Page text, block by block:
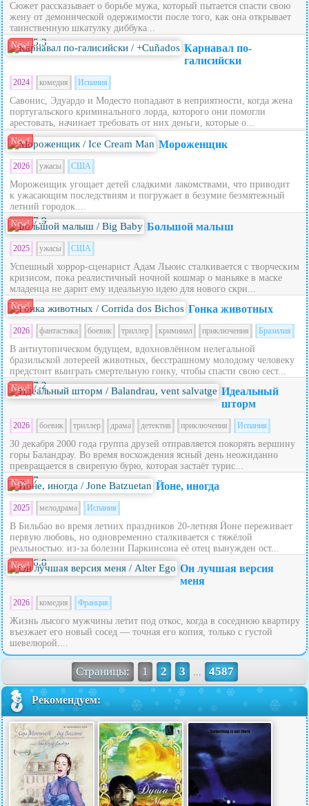
Сюжет рассказывает о борьбе мужа, который пытается спасти свою
жену от демонической одержимости после того, как она открывает
таинственную шкатулку диббука...
New! 5.3
Карнавал по-
галисийски
2024 комедия Испания
Савонис, Эдуардо и Модесто попадают в неприятности, когда жена
португальского криминального лорда, которого они помогли
арестовать, начинает требовать от них деньги, которые о...
New! Мороженщик
2026 ужасы США
Мороженщик угощает детей сладкими лакомствами, что приводит
к ужасающим последствиям и погружает в безумие безмятежный
летний городок....
New! 7.9 Большой малыш
2025 ужасы США
Успешный хоррор-сценарист Адам Льюис сталкивается с творческим
кризисом, пока реалистичный ночной кошмар о маньяке в маске
младенца не дарит ему идеальную идею для нового скри...
New! Гонка животных
2026 фантастика боевик триллер криминал приключения Бразилия
В антиутопическом будущем, вдохновлённом нелегальной
бразильской лотереей животных, бесстрашному молодому человеку
предстоит выиграть смертельную гонку, чтобы спасти свою сест...
New! 7.2
Идеальный
шторм
2026 боевик триллер драма детектив приключения Испания
30 декабря 2000 года группа друзей отправляется покорять вершину
горы Баландрау. Во время восхождения ясный день неожиданно
превращается в свирепую бурю, которая застаёт турис...
New! 7 Йоне, иногда
2025 мелодрама Испания
В Бильбао во время летних праздников 20‑летняя Йоне переживает
первую любовь, но одновременно сталкивается с тяжёлой
реальностью: из‑за болезни Паркинсона её отец вынужден ост...
New! 6.8
Он лучшая версия
меня
2026 комедия Франция
Жизнь лысого мужчины летит под откос, когда в соседнюю квартиру
въезжает его новый сосед — точная его копия, только с густой
шевелюрой....
Страницы: 1 2 3 ... 4587
Рекомендуем: